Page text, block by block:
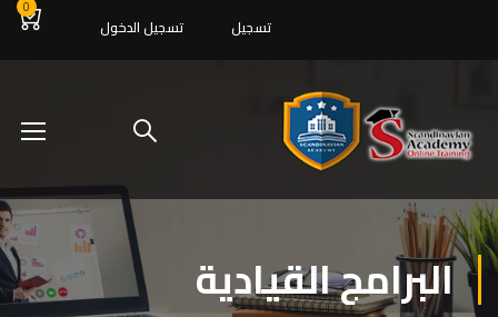
0
تسجيل تسجيل الدخول
البرامج القيادية